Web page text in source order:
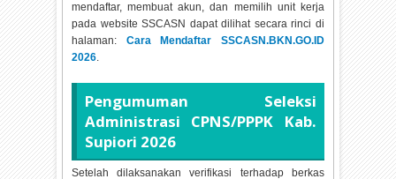
mendaftar, membuat akun, dan memilih unit kerja
pada website SSCASN dapat dilihat secara rinci di
halaman: Cara Mendaftar SSCASN.BKN.GO.ID
2026.
Pengumuman Seleksi
Administrasi CPNS/PPPK Kab.
Supiori 2026
Setelah dilaksanakan verifikasi terhadap berkas